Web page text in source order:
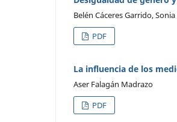
Belén Cáceres Garrido,
PDF
La influencia de los
Aser Falagán Madrazo
PDF